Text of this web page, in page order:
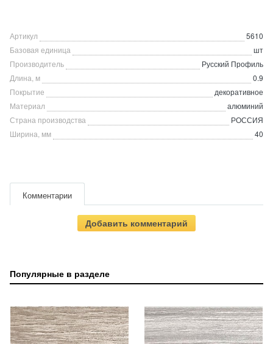
Артикул
5610
Базовая единица
шт
Производитель
Русский Профиль
Длина, м
0.9
Покрытие
декоративное
Материал
алюминий
Страна производства
РОССИЯ
Ширина, мм
40
Комментарии
Добавить комментарий
Популярные в разделе